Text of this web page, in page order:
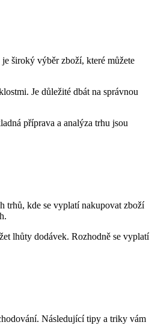
široký výběr zboží, které můžete
Je důležité dbát na správnou
příprava a analýza trhu jsou
trhů, kde se vyplatí nakupovat zboží
lhůty dodávek. Rozhodně se vyplatí
Následující tipy a triky vám